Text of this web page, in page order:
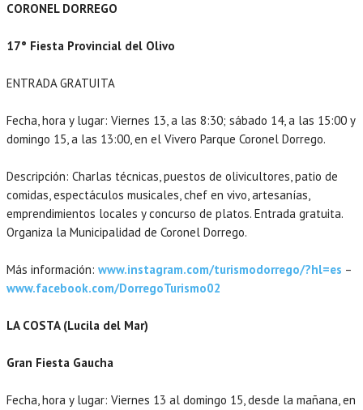
CORONEL DORREGO
17° Fiesta Provincial del Olivo
ENTRADA GRATUITA
Fecha, hora y lugar: Viernes 13, a las 8:30; sábado 14, a las 15:00 y
domingo 15, a las 13:00, en el Vivero Parque Coronel Dorrego.
Descripción: Charlas técnicas, puestos de olivicultores, patio de
comidas, espectáculos musicales, chef en vivo, artesanías,
emprendimientos locales y concurso de platos. Entrada gratuita.
Organiza la Municipalidad de Coronel Dorrego.
Más información: www.instagram.com/turismodorrego/?hl=es –
www.facebook.com/DorregoTurismo02
LA COSTA (Lucila del Mar)
Gran Fiesta Gaucha
Fecha, hora y lugar: Viernes 13 al domingo 15, desde la mañana, en